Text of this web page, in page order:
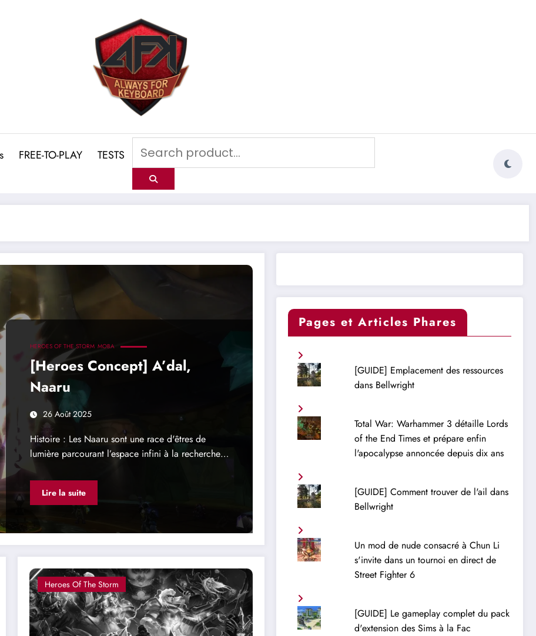
FREE-TO-PLAY TESTS
HEROES OF THE STORM MOBA
[Heroes Concept] A’dal,
Naaru
26 Août 2025
Histoire : Les Naaru sont une race d'êtres de
lumière parcourant l’espace infini à la recherche…
Lire la suite
Heroes Of The Storm
Pages et Articles Phares
[GUIDE] Emplacement des ressources
dans Bellwright
Total War: Warhammer 3 détaille Lords
of the End Times et prépare enfin
l'apocalypse annoncée depuis dix ans
[GUIDE] Comment trouver de l'ail dans
Bellwright
Un mod de nude consacré à Chun Li
s'invite dans un tournoi en direct de
Street Fighter 6
[GUIDE] Le gameplay complet du pack
d'extension des Sims à la Fac